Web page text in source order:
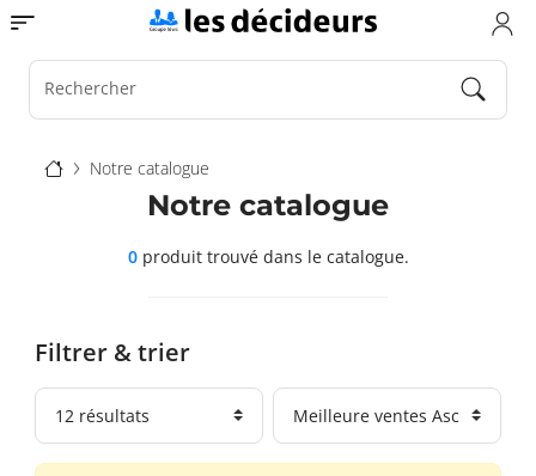
Aller
au
contenu
principal
Toggle navigation
Rechercher
Fil
d'Ariane
Notre catalogue
Filtrer & trier
Notre catalogue
0produit trouvédans le catalogue.